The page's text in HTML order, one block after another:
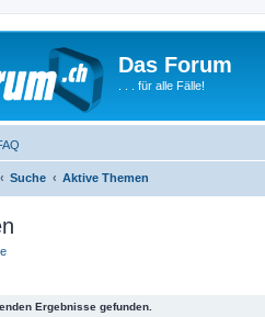
Das Forum
. . . für alle Fälle!
Suche Aktive Themen
Ergebnisse gefunden.